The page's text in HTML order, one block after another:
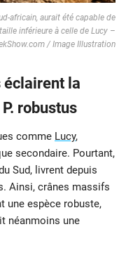
africain, aurait été capable de
inférieure à celle de Lucy –
/ Image Illustration
la
robustus
comme Lucy,
secondaire. Pourtant,
Sud, livrent depuis
Ainsi, crânes massifs
une espèce robuste,
néanmoins une